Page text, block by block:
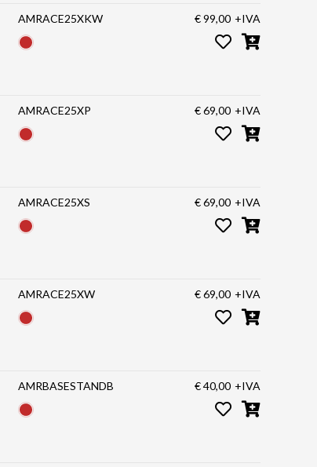
AMRACE25XKW € 99,00 +IVA
AMRACE25XP € 69,00 +IVA
AMRACE25XS € 69,00 +IVA
AMRACE25XW € 69,00 +IVA
AMRBASESTANDB € 40,00 +IVA